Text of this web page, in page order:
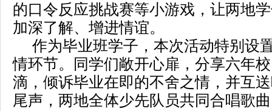
的口令反应挑战赛等小游戏，让两地
加深了解、增进情谊。
作为毕业班学子，本次活动特别设
情环节。同学们敞开心扉，分享六年
滴，倾诉毕业在即的不舍之情，并互
尾声，两地全体少先队员共同合唱歌